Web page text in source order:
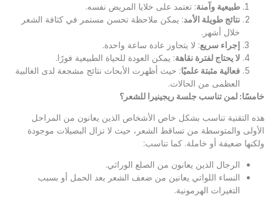
طبيعية وآمنة: تعتمد على خلايا المريض نفسه.
نتائج طويلة الأمد: يمكن ملاحظة تحسن مستمر في كثافة الشعر
خلال أشهر.
إجراء سريع: لا يتجاوز عادة ساعة واحدة.
لا يحتاج لفترة نقاهة: يمكن العودة للحياة الطبيعية فورًا.
فعالية مثبتة علميًا: حيث أظهرت الأبحاث نتائج مشجعة لدى الغالبية
العظمى من الحالات.
خامسًا: لمن تناسب جلسة ريجينيرا للشعر؟
هذه التقنية تناسب بشكل خاص الأشخاص الذين يعانون من المراحل
الأولى والمتوسطة من تساقط الشعر، حيث لا تزال البصيلات موجودة
ولكنها ضعيفة أو خاملة. كما تناسب:
الرجال الذين يعانون من الصلع الوراثي.
النساء اللواتي يعانين من ضعف الشعر بعد الحمل أو بسبب
التغيرات الهرمونية.